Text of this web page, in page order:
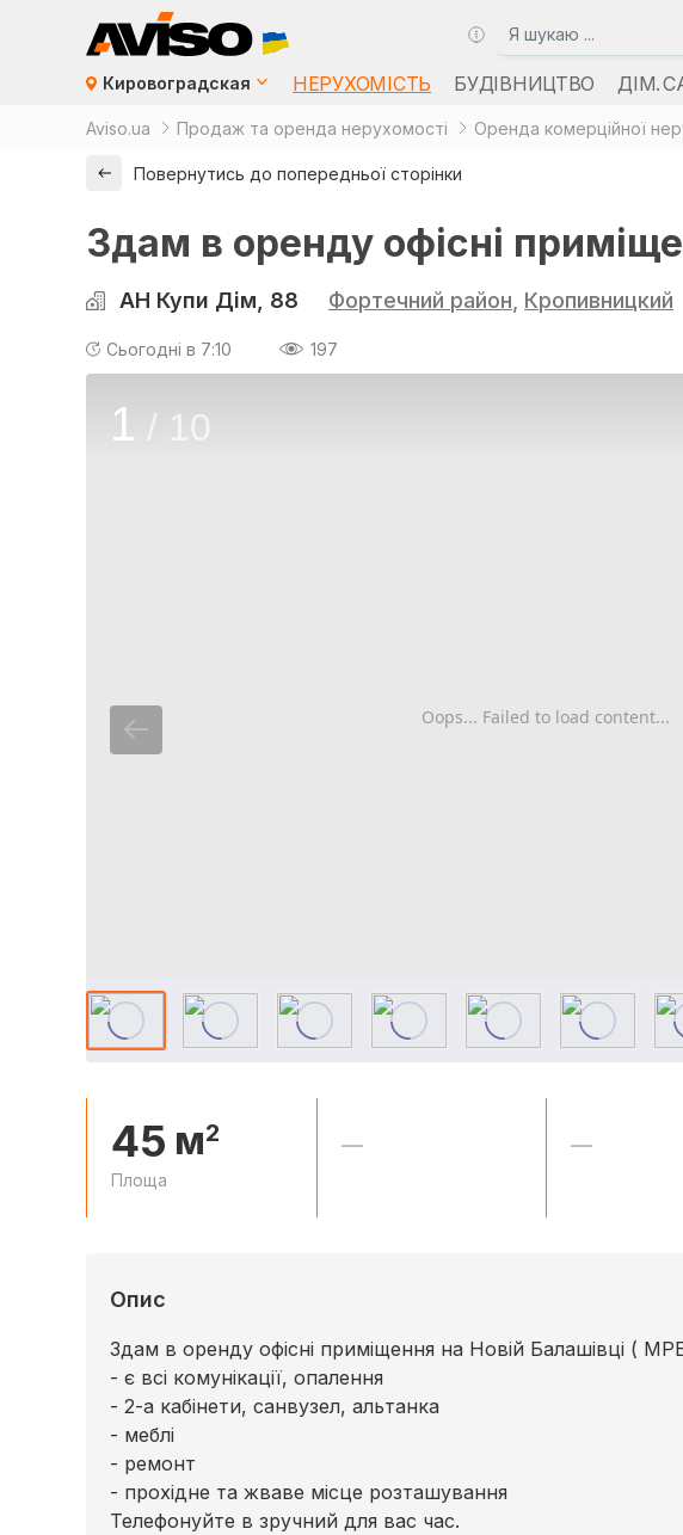
Кировоградская НЕРУХОМІСТЬ БУДІВНИЦТВО ДІМ.
Aviso.ua Продаж та оренда нерухомості Оренда комерційної
Повернутись до попередньої сторінки
Здам в оренду офісні
АН Купи Дім, 88 Фортечний район Кропивницкий
Сьогодні в 7:10 197
Oops... Failed to load content...
1 / 10
45 м2
Площа
— —
Опис
Здам в оренду офісні приміщення на Новій Балашівці (
- є всі комунікації, опалення
- 2-а кабінети, санвузел, альтанка
- меблі
- ремонт
- прохідне та жваве місце розташування
Телефонуйте в зручний для вас час.